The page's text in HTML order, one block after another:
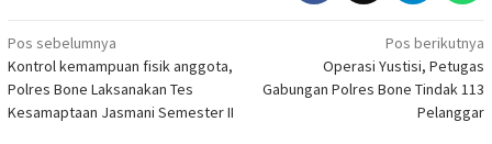
Navigasi
pos
Pos sebelumnya
Kontrol kemampuan fisik anggota,
Polres Bone Laksanakan Tes
Kesamaptaan Jasmani Semester II
Pos berikutnya
Operasi Yustisi, Petugas
Gabungan Polres Bone Tindak 113
Pelanggar